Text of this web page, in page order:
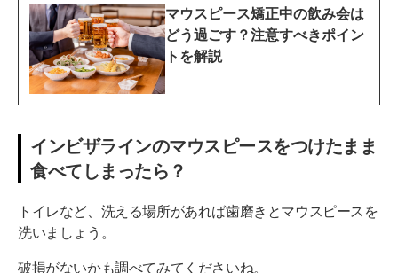
マウスピース矯正中の飲み会は
どう過ごす？注意すべきポイン
トを解説
インビザラインのマウスピースをつけたまま
食べてしまったら？
トイレなど、洗える場所があれば歯磨きとマウスピースを
洗いましょう。
破損がないかも調べてみてくださいね。